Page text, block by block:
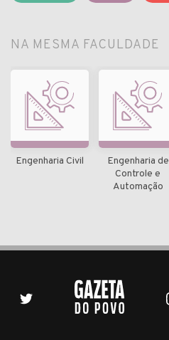
NA MESMA FACULDADE
Engenharia Civil
Engenharia de
Controle e
Automação